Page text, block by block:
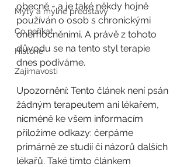
Mýty a mylné představy
Co neříkat
Historie
Zajímavosti
obecně - a je také někdy hojně
používán o osob s chronickými
onemocněními. A právě z tohoto
důvodu se na tento styl terapie
dnes podíváme.
Upozornění: Tento článek není psán
žádným terapeutem ani lékařem,
nicméně ke všem informacím
přiložíme odkazy: čerpáme
primárně ze studií či názorů dalších
lékařů. Také tímto článkem